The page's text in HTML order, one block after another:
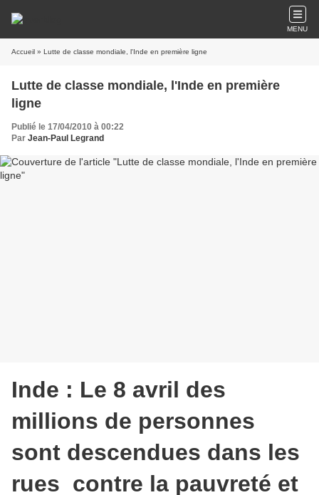
MENU
Accueil » Lutte de classe mondiale, l'Inde en première ligne
Lutte de classe mondiale, l'Inde en première
ligne
Publié le 17/04/2010 à 00:22
Par Jean-Paul Legrand
Inde : Le 8 avril des
millions de personnes
sont descendues dans les
rues contre la pauvreté et